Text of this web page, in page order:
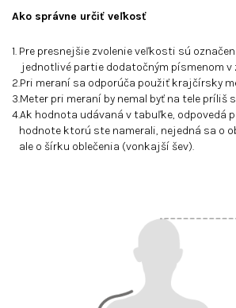
Ako správne určiť veľkosť
1. Pre presnejšie zvolenie veľkosti sú
jednotlivé partie dodatočným písmenom v
2.Pri meraní sa odporúča použiť krajčírsky
3.Meter pri meraní by nemal byť na tele príliš
4.Ak hodnota udávaná v tabuľke, odpovedá
hodnote ktorú ste namerali, nejedná sa o
ale o šírku oblečenia (vonkajší šev).